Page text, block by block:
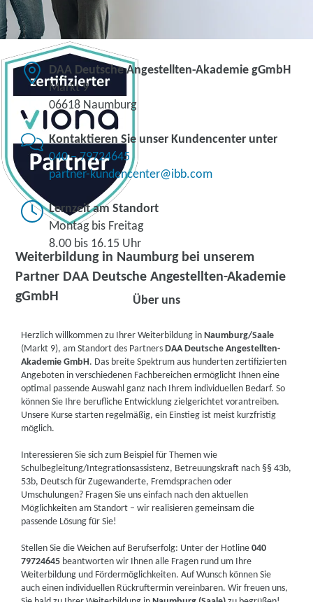
Weiterbildung in Naumburg bei unserem
Partner DAA Deutsche Angestellten-Akademie
gGmbH
DAA Deutsche Angestellten-Akademie gGmbH
Markt 9
06618 Naumburg
Kontaktieren Sie unser Kundencenter unter
040 – 79724645
partner-kundencenter@ibb.com
Lernzeit am Standort
Montag bis Freitag
8.00 bis 16.15 Uhr
Über uns
Herzlich willkommen zu Ihrer Weiterbildung inNaumburg/Saale
(Markt 9), am Standort des PartnersDAA Deutsche Angestellten-
Akademie GmbH. Das breite Spektrum aus hunderten zertifizierten
Angeboten in verschiedenen Fachbereichen ermöglicht Ihnen eine
optimal passende Auswahl ganz nach Ihrem individuellen Bedarf. So
können Sie Ihre berufliche Entwicklung zielgerichtet vorantreiben.
Unsere Kurse starten regelmäßig, ein Einstieg ist meist kurzfristig
möglich.
Interessieren Sie sich zum Beispiel für Themen wie
Schulbegleitung/Integrationsassistenz, Betreuungskraft nach §§ 43b,
53b, Deutsch für Zugewanderte, Fremdsprachen oder
Umschulungen? Fragen Sie uns einfach nach den aktuellen
Möglichkeiten am Standort – wir realisieren gemeinsam die
passende Lösung für Sie!
Stellen Sie die Weichen auf Berufserfolg: Unter der Hotline040
79724645 beantworten wir Ihnen alle Fragen rund um Ihre
Weiterbildung und Fördermöglichkeiten. Auf Wunsch können Sie
auch einen individuellen Rückruftermin vereinbaren. Wir freuen uns,